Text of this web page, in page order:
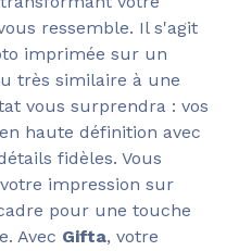
ressemble. Il s'agit
imprimée sur un
très similaire à une
vous surprendra : vos
haute définition avec
fidèles. Vous
impression sur
pour une touche
Avec Gifta, votre